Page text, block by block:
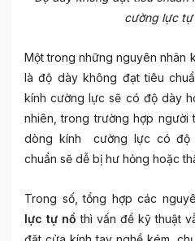
cường lực tự
Một trong những nguyên nhân
là độ dày không đạt tiêu
kính cường lực sẽ có độ dày
nhiên, trong trường hợp người
dòng kính cường lực có độ
chuẩn sẽ dễ bị hư hỏng hoặc
Trong số, tổng hợp các
lực tự nổ thì vấn đề kỹ thuật